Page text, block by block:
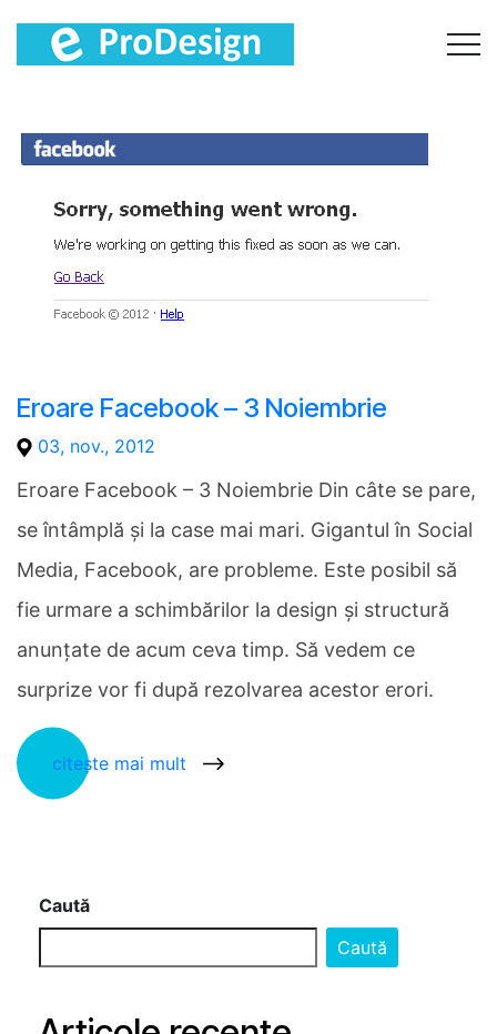
Eroare Facebook – 3 Noiembrie
03, nov., 2012
Eroare Facebook – 3 Noiembrie Din câte se pare,
se întâmplă şi la case mai mari. Gigantul în Social
Media, Facebook, are probleme. Este posibil să
fie urmare a schimbărilor la design şi structură
anunţate de acum ceva timp. Să vedem ce
surprize vor fi după rezolvarea acestor erori.
citește mai mult
Caută
Caută